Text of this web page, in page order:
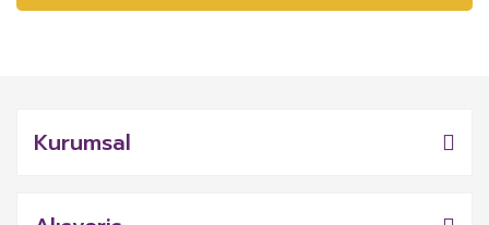
Kurumsal